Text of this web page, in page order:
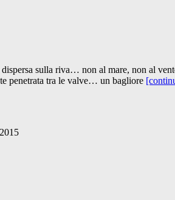
sulla riva… non al mare, non al
penetrata tra le valve… un bagliore